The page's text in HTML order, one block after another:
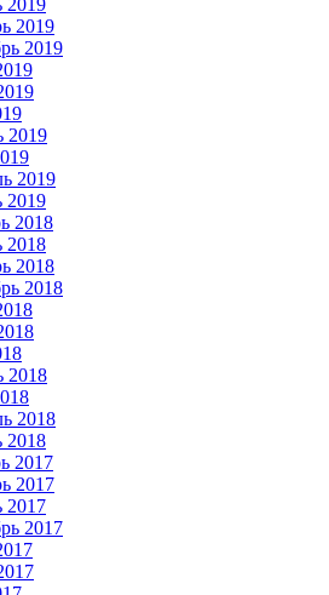
2019
2019
2019
2019
2019
2019
2018
2018
2018
2018
2018
2018
2018
2017
2017
2017
2017